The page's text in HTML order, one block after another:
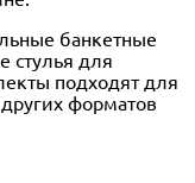
банкетные
стулья для
подходят для
форматов